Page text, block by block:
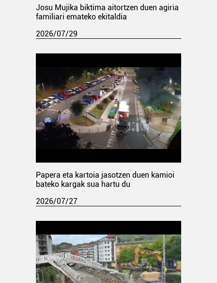
Josu Mujika biktima aitortzen duen agiria
familiari emateko ekitaldia
2026/07/29
Papera eta kartoia jasotzen duen kamioi
bateko kargak sua hartu du
2026/07/27